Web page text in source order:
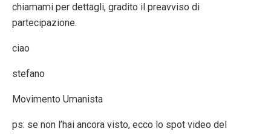
chiamami per dettagli, gradito il preavviso di
partecipazione.
ciao
stefano
Movimento Umanista
ps: se non l’hai ancora visto, ecco lo spot video del